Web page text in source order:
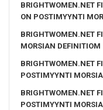
BRIGHTWOMEN.NET
ON POSTIMYYNTI
BRIGHTWOMEN.NET
MORSIAN DEFINITIOM
BRIGHTWOMEN.NET
POSTIMYYNTI
BRIGHTWOMEN.NET
POSTIMYYNTI